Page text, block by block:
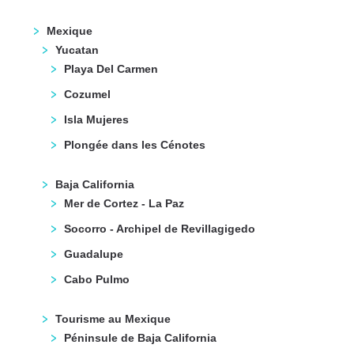
Mexique
Yucatan
Playa Del Carmen
Cozumel
Isla Mujeres
Plongée dans les Cénotes
Baja California
Mer de Cortez - La Paz
Socorro - Archipel de Revillagigedo
Guadalupe
Cabo Pulmo
Tourisme au Mexique
Péninsule de Baja California